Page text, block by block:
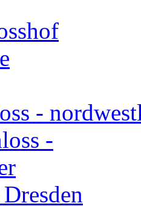
-